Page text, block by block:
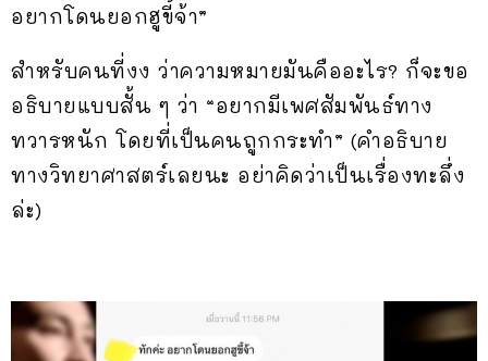
อยากโดนยอกฮูขี้จ้า”
สำหรับคนที่งง ว่าความหมายมันคืออะไร? ก็จะขอ
อธิบายแบบสั้น ๆ ว่า “อยากมีเพศสัมพันธ์ทาง
ทวารหนัก โดยที่เป็นคนถูกกระทำ” (คำอธิบาย
ทางวิทยาศาสตร์เลยนะ อย่าคิดว่าเป็นเรื่องทะลึ่ง
ล่ะ)